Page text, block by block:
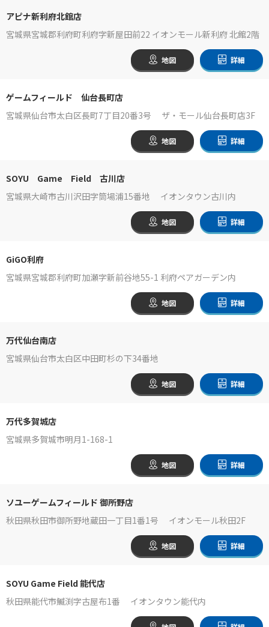
アピナ新利府北館店
宮城県宮城郡利府町利府字新屋田前22 イオンモール新利府 北館2階
地図 詳細
ゲームフィールド 仙台長町店
宮城県仙台市太白区長町7丁目20番3号 ザ・モール仙台長町店3F
地図 詳細
SOYU Game Field 古川店
宮城県大崎市古川沢田字筒場浦15番地 イオンタウン古川内
地図 詳細
GiGO利府
宮城県宮城郡利府町加瀬字新前谷地55-1 利府ペアガーデン内
地図 詳細
万代仙台南店
宮城県仙台市太白区中田町杉の下34番地
地図 詳細
万代多賀城店
宮城県多賀城市明月1-168-1
地図 詳細
ソユーゲームフィールド 御所野店
秋田県秋田市御所野地蔵田一丁目1番1号 イオンモール秋田2F
地図 詳細
SOYU Game Field 能代店
秋田県能代市鰄渕字古屋布1番 イオンタウン能代内